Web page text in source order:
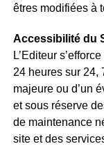
êtres modifiées à
Accessibilité du
L’Editeur
24 heures sur 24,
majeure ou d’un
et sous réserve
de maintenance
site et des